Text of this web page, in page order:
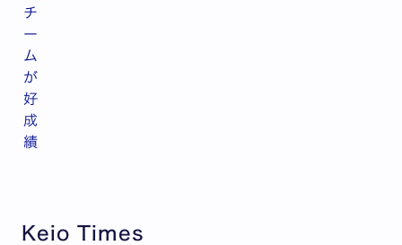
チ
ー
ム
が
好
成
績
Keio Times